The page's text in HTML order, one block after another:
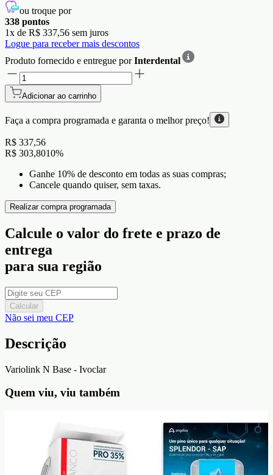
ou troque por
338 pontos
1x de R$ 337,56 sem juros
Logue para receber mais descontos
Produto fornecido e entregue porInterdental
Adicionar ao carrinho
Faça a compra programada e garanta o melhor preço!
R$ 337,56
R$ 303,8010%
Ganhe 10% de desconto em todas as suas compras;
Cancele quando quiser, sem taxas.
Realizar compra programada
Calcule o valor do frete e prazo de
entrega
para sua região
Calcular
Não sei meu CEP
Descrição
Variolink N Base - Ivoclar
Quem viu, viu também